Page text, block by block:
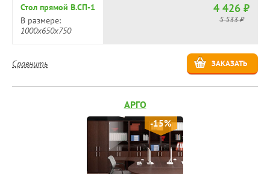
Стол прямой В.СП-1
В размере:
1000х650х750
4 426 ₽
5 533 ₽
ЗАКАЗАТЬ
Сравнить
АРГО
-15%